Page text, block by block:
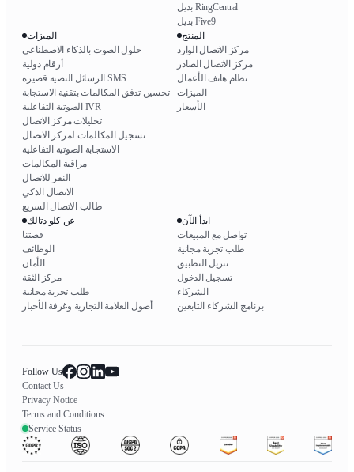
بديل RingCentral
بديل Five9
الميزات
حلول الصوت بالذكاء الاصطناعي
أرقام دولية
الرسائل النصية قصيرة SMS
تحسين تدفق المكالمات بتقنية الاستجابة
الصوتية التفاعلية IVR
تحليلات مركز الاتصال
تسجيل المكالمات لمركز الاتصال
الاستجابة الصوتية التفاعلية
مراقبة المكالمات
النقر للاتصال
الاتصال الذكي
طالب الاتصال السريع
المنتج
مركز الاتصال الوارد
مركز الاتصال الصادر
نظام هاتف الأعمال
الميزات
الأسعار
عن كلو دتالك
قصتنا
الوظائف
الأمان
مركز الثقة
طلب تجربة مجانية
أصول العلامة التجارية وغرفة الأخبار
ابدأ الآن
تواصل مع المبيعات
طلب تجربة مجانية
تنزيل التطبيق
تسجيل الدخول
الشركاء
برنامج الشركاء التابعين
Follow Us
Contact Us
Privacy Notice
Terms and Conditions
Service Status